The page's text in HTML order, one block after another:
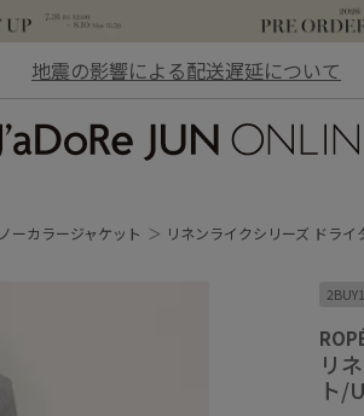
地震の影響による配送遅延について
ノーカラージャケット リネンライクシリーズ ドラ
リ
ト/